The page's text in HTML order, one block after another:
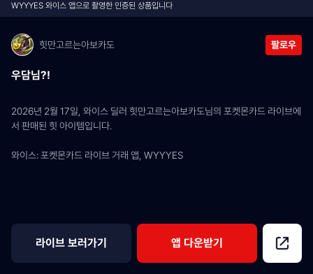
WYYYES 와이스 앱으로 촬영한 인증된 상품입니다
힛만고르는아보카도 팔로우
우담님?!
2026년 2월 17일, 와이스 딜러 힛만고르는아보카도님의 포켓몬카드 라이브에
서 판매된 힛 아이템입니다.
와이스: 포켓몬카드 라이브 거래 앱, WYYYES
라이브 보러가기 앱 다운받기